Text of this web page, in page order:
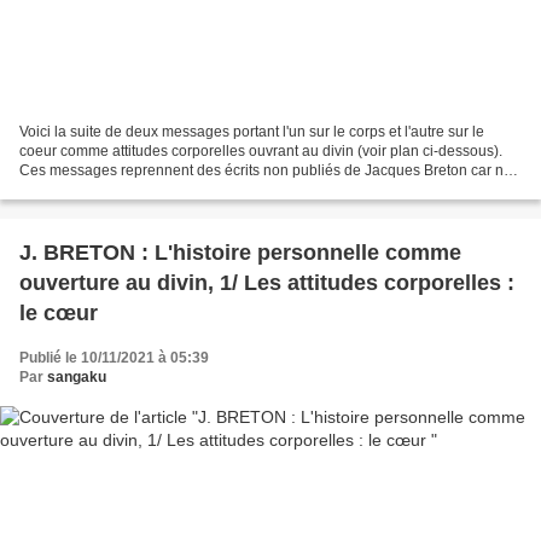
Voici la suite de deux messages portant l'un sur le corps et l'autre sur le
coeur comme attitudes corporelles ouvrant au divin (voir plan ci-dessous).
Ces messages reprennent des écrits non publiés de Jacques Breton car non
J. BRETON : L'histoire personnelle comme
ouverture au divin, 1/ Les attitudes corporelles :
le cœur
Publié le 10/11/2021 à 05:39
Par sangaku